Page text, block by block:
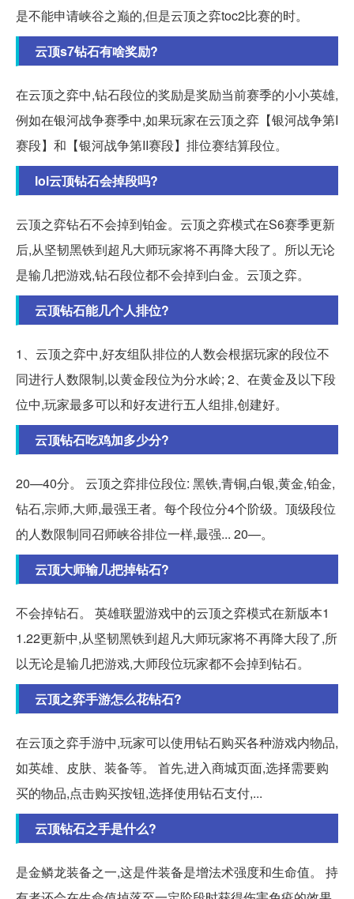
是不能申请峡谷之巅的,但是云顶之弈toc2比赛的时。
云顶s7钻石有啥奖励?
在云顶之弈中,钻石段位的奖励是奖励当前赛季的小小英雄,
例如在银河战争赛季中,如果玩家在云顶之弈【银河战争第I
赛段】和【银河战争第II赛段】排位赛结算段位。
lol云顶钻石会掉段吗?
云顶之弈钻石不会掉到铂金。云顶之弈模式在S6赛季更新
后,从坚韧黑铁到超凡大师玩家将不再降大段了。所以无论
是输几把游戏,钻石段位都不会掉到白金。云顶之弈。
云顶钻石能几个人排位?
1、云顶之弈中,好友组队排位的人数会根据玩家的段位不
同进行人数限制,以黄金段位为分水岭; 2、在黄金及以下段
位中,玩家最多可以和好友进行五人组排,创建好。
云顶钻石吃鸡加多少分?
20—40分。 云顶之弈排位段位: 黑铁,青铜,白银,黄金,铂金,
钻石,宗师,大师,最强王者。每个段位分4个阶级。顶级段位
的人数限制同召师峡谷排位一样,最强... 20—。
云顶大师输几把掉钻石?
不会掉钻石。 英雄联盟游戏中的云顶之弈模式在新版本1
1.22更新中,从坚韧黑铁到超凡大师玩家将不再降大段了,所
以无论是输几把游戏,大师段位玩家都不会掉到钻石。
云顶之弈手游怎么花钻石?
在云顶之弈手游中,玩家可以使用钻石购买各种游戏内物品,
如英雄、皮肤、装备等。 首先,进入商城页面,选择需要购
买的物品,点击购买按钮,选择使用钻石支付,...
云顶钻石之手是什么?
是金鳞龙装备之一,这是件装备是增法术强度和生命值。 持